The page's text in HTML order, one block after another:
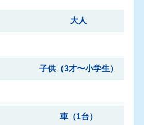
大人
子供（3才〜小学生）
車（1台）